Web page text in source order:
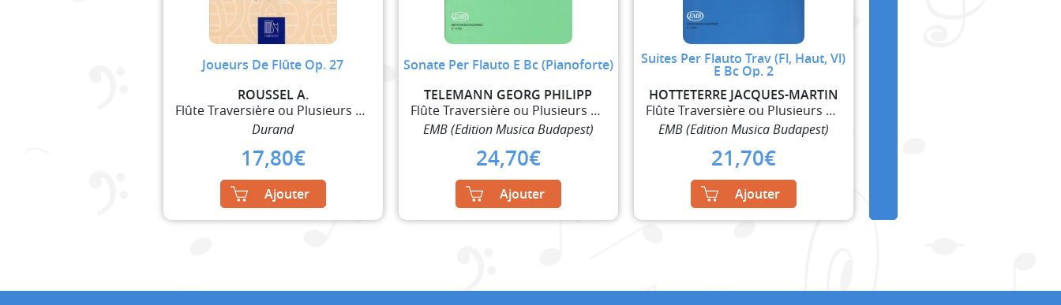
Joueurs De Flûte Op. 27
ROUSSEL A.
Flûte Traversière ou Plusieurs Flûtes Traversières
Durand
17,80€
Ajouter
Sonate Per Flauto E Bc (Pianoforte)
TELEMANN GEORG PHILIPP
Flûte Traversière ou Plusieurs Flûtes Traversières
EMB (Edition Musica Budapest)
24,70€
Ajouter
Suites Per Flauto Trav (Fl, Haut, Vl)
E Bc Op. 2
HOTTETERRE JACQUES-MARTIN
Flûte Traversière ou Plusieurs Flûtes Traversières
EMB (Edition Musica Budapest)
21,70€
Ajouter